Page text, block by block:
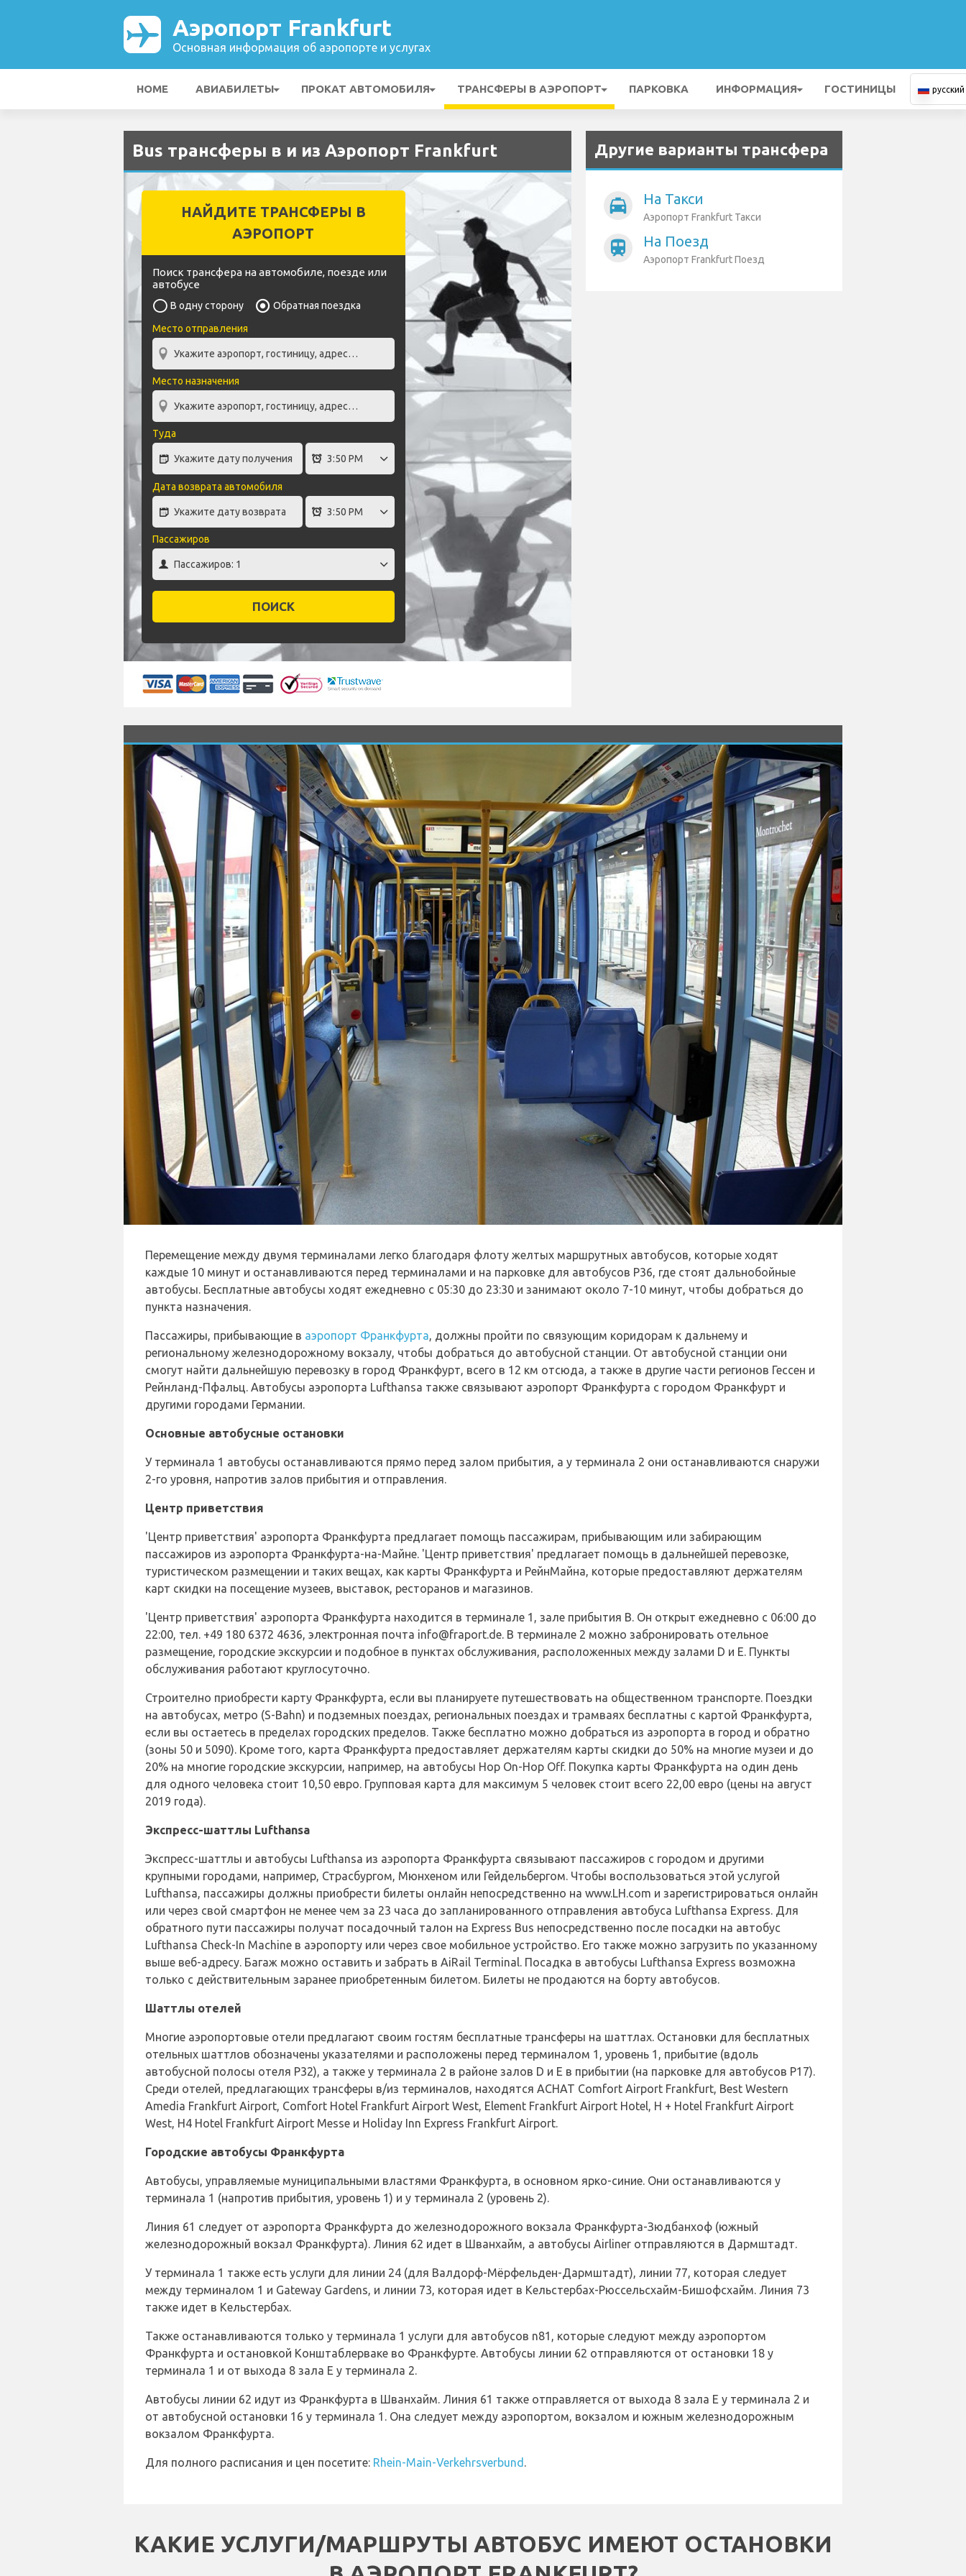
Аэропорт Frankfurt
Основная информация об аэропорте и услугах
HOME АВИАБИЛЕТЫ ПРОКАТ АВТОМОБИЛЯ ТРАНСФЕРЫ В АЭРОПОРТ ПАРКОВКА ИНФОРМАЦИЯ ГОСТИНИЦЫ русский
Bus трансферы в и из Аэропорт Frankfurt
НАЙДИТЕ ТРАНСФЕРЫ В
АЭРОПОРТ
Поиск трансфера на автомобиле, поезде или
автобусе
В одну сторону
Обратная поездка
Место отправления
Место назначения
Туда
Дата возврата автомобиля
Пассажиров
ПОИСК
Другие варианты трансфера
local_taxi На Такси
Аэропорт Frankfurt Такси
train На Поезд
Аэропорт Frankfurt Поезд
Перемещение между двумя терминалами легко благодаря флоту желтых маршрутных автобусов, которые ходят
каждые 10 минут и останавливаются перед терминалами и на парковке для автобусов P36, где стоят дальнобойные
автобусы. Бесплатные автобусы ходят ежедневно с 05:30 до 23:30 и занимают около 7-10 минут, чтобы добраться до
пункта назначения.
Пассажиры, прибывающие в аэропорт Франкфурта, должны пройти по связующим коридорам к дальнему и
региональному железнодорожному вокзалу, чтобы добраться до автобусной станции. От автобусной станции они
смогут найти дальнейшую перевозку в город Франкфурт, всего в 12 км отсюда, а также в другие части регионов Гессен и
Рейнланд-Пфальц. Автобусы аэропорта Lufthansa также связывают аэропорт Франкфурта с городом Франкфурт и
другими городами Германии.
Основные автобусные остановки
У терминала 1 автобусы останавливаются прямо перед залом прибытия, а у терминала 2 они останавливаются снаружи
2-го уровня, напротив залов прибытия и отправления.
Центр приветствия
'Центр приветствия' аэропорта Франкфурта предлагает помощь пассажирам, прибывающим или забирающим
пассажиров из аэропорта Франкфурта-на-Майне. 'Центр приветствия' предлагает помощь в дальнейшей перевозке,
туристическом размещении и таких вещах, как карты Франкфурта и РейнМайна, которые предоставляют держателям
карт скидки на посещение музеев, выставок, ресторанов и магазинов.
'Центр приветствия' аэропорта Франкфурта находится в терминале 1, зале прибытия B. Он открыт ежедневно с 06:00 до
22:00, тел. +49 180 6372 4636, электронная почта info@fraport.de. В терминале 2 можно забронировать отельное
размещение, городские экскурсии и подобное в пунктах обслуживания, расположенных между залами D и E. Пункты
обслуживания работают круглосуточно.
Строително приобрести карту Франкфурта, если вы планируете путешествовать на общественном транспорте. Поездки
на автобусах, метро (S-Bahn) и подземных поездах, региональных поездах и трамваях бесплатны с картой Франкфурта,
если вы остаетесь в пределах городских пределов. Также бесплатно можно добраться из аэропорта в город и обратно
(зоны 50 и 5090). Кроме того, карта Франкфурта предоставляет держателям карты скидки до 50% на многие музеи и до
20% на многие городские экскурсии, например, на автобусы Hop On-Hop Off. Покупка карты Франкфурта на один день
для одного человека стоит 10,50 евро. Групповая карта для максимум 5 человек стоит всего 22,00 евро (цены на август
2019 года).
Экспресс-шаттлы Lufthansa
Экспресс-шаттлы и автобусы Lufthansa из аэропорта Франкфурта связывают пассажиров с городом и другими
крупными городами, например, Страсбургом, Мюнхеном или Гейдельбергом. Чтобы воспользоваться этой услугой
Lufthansa, пассажиры должны приобрести билеты онлайн непосредственно на www.LH.com и зарегистрироваться онлайн
или через свой смартфон не менее чем за 23 часа до запланированного отправления автобуса Lufthansa Express. Для
обратного пути пассажиры получат посадочный талон на Express Bus непосредственно после посадки на автобус
Lufthansa Check-In Machine в аэропорту или через свое мобильное устройство. Его также можно загрузить по указанному
выше веб-адресу. Багаж можно оставить и забрать в AiRail Terminal. Посадка в автобусы Lufthansa Express возможна
только с действительным заранее приобретенным билетом. Билеты не продаются на борту автобусов.
Шаттлы отелей
Многие аэропортовые отели предлагают своим гостям бесплатные трансферы на шаттлах. Остановки для бесплатных
отельных шаттлов обозначены указателями и расположены перед терминалом 1, уровень 1, прибытие (вдоль
автобусной полосы отеля P32), а также у терминала 2 в районе залов D и E в прибытии (на парковке для автобусов P17).
Среди отелей, предлагающих трансферы в/из терминалов, находятся ACHAT Comfort Airport Frankfurt, Best Western
Amedia Frankfurt Airport, Comfort Hotel Frankfurt Airport West, Element Frankfurt Airport Hotel, H + Hotel Frankfurt Airport
West, H4 Hotel Frankfurt Airport Messe и Holiday Inn Express Frankfurt Airport.
Городские автобусы Франкфурта
Автобусы, управляемые муниципальными властями Франкфурта, в основном ярко-синие. Они останавливаются у
терминала 1 (напротив прибытия, уровень 1) и у терминала 2 (уровень 2).
Линия 61 следует от аэропорта Франкфурта до железнодорожного вокзала Франкфурта-Зюдбанхоф (южный
железнодорожный вокзал Франкфурта). Линия 62 идет в Шванхайм, а автобусы Airliner отправляются в Дармштадт.
У терминала 1 также есть услуги для линии 24 (для Валдорф-Мёрфельден-Дармштадт), линии 77, которая следует
между терминалом 1 и Gateway Gardens, и линии 73, которая идет в Кельстербах-Рюссельсхайм-Бишофсхайм. Линия 73
также идет в Кельстербах.
Также останавливаются только у терминала 1 услуги для автобусов n81, которые следуют между аэропортом
Франкфурта и остановкой Конштаблерваке во Франкфурте. Автобусы линии 62 отправляются от остановки 18 у
терминала 1 и от выхода 8 зала E у терминала 2.
Автобусы линии 62 идут из Франкфурта в Шванхайм. Линия 61 также отправляется от выхода 8 зала E у терминала 2 и
от автобусной остановки 16 у терминала 1. Она следует между аэропортом, вокзалом и южным железнодорожным
вокзалом Франкфурта.
Для полного расписания и цен посетите: Rhein-Main-Verkehrsverbund .
КАКИЕ УСЛУГИ/МАРШРУТЫ АВТОБУС ИМЕЮТ ОСТАНОВКИ